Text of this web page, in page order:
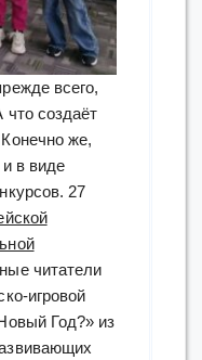
всего,
создаёт
же,
в виде
⁣27
читатели
игровой
Год?» из